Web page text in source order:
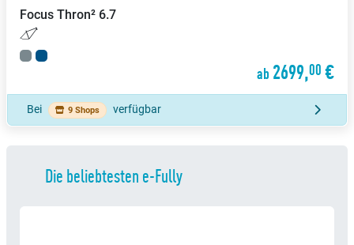
Focus Thron² 6.7
ab 2699,00 €
Bei 9 Shops verfügbar
Die beliebtesten e-Fully